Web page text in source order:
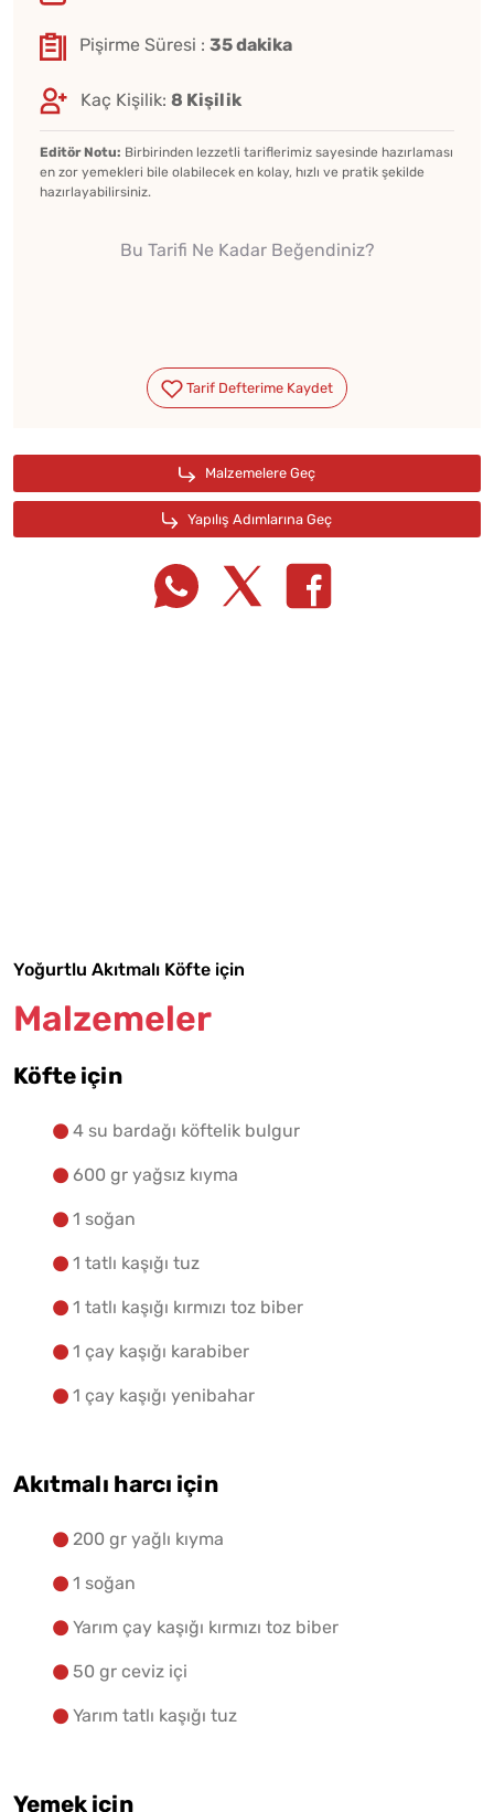
Pişirme Süresi : 35 dakika
Kaç Kişilik: 8 Kişilik
Editör Notu: Birbirinden lezzetli tariflerimiz sayesinde hazırlaması
en zor yemekleri bile olabilecek en kolay, hızlı ve pratik şekilde
hazırlayabilirsiniz.
Bu Tarifi Ne Kadar Beğendiniz?
Yoğurtlu Akıtmalı Köfte için
Malzemeler
Köfte için
4 su bardağı köftelik bulgur
600 gr yağsız kıyma
1 soğan
1 tatlı kaşığı tuz
1 tatlı kaşığı kırmızı toz biber
1 çay kaşığı karabiber
1 çay kaşığı yenibahar
Akıtmalı harcı için
200 gr yağlı kıyma
1 soğan
Yarım çay kaşığı kırmızı toz biber
50 gr ceviz içi
Yarım tatlı kaşığı tuz
Yemek için